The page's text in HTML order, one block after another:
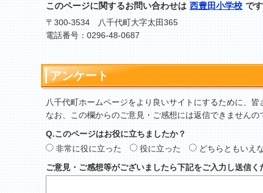
このページに関するお問い合わせは 西豊田小学校 で
〒300-3534 八千代町大字太田365
電話番号：0296-48-0687
アンケート
八千代町ホームページをより良いサイトにするために、
なお、この欄からのご意見・ご感想には返信できませんの
Q.このページはお役に立ちましたか？
非常に役に立った
役に立った
どちらともいえ
ご意見・ご感想等がございましたら下記をご入力し送信く